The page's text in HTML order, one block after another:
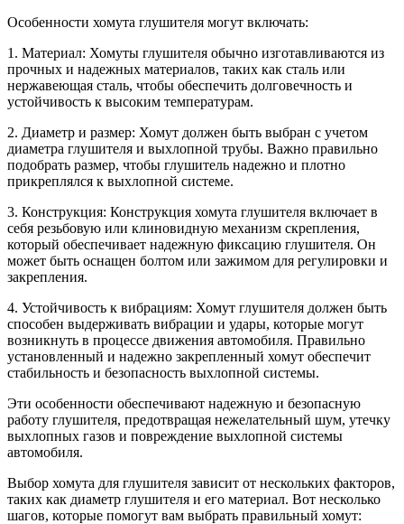
Особенности хомута глушителя могут включать:
1. Материал: Хомуты глушителя обычно изготавливаются из
прочных и надежных материалов, таких как сталь или
нержавеющая сталь, чтобы обеспечить долговечность и
устойчивость к высоким температурам.
2. Диаметр и размер: Хомут должен быть выбран с учетом
диаметра глушителя и выхлопной трубы. Важно правильно
подобрать размер, чтобы глушитель надежно и плотно
прикреплялся к выхлопной системе.
3. Конструкция: Конструкция хомута глушителя включает в
себя резьбовую или клиновидную механизм скрепления,
который обеспечивает надежную фиксацию глушителя. Он
может быть оснащен болтом или зажимом для регулировки и
закрепления.
4. Устойчивость к вибрациям: Хомут глушителя должен быть
способен выдерживать вибрации и удары, которые могут
возникнуть в процессе движения автомобиля. Правильно
установленный и надежно закрепленный хомут обеспечит
стабильность и безопасность выхлопной системы.
Эти особенности обеспечивают надежную и безопасную
работу глушителя, предотвращая нежелательный шум, утечку
выхлопных газов и повреждение выхлопной системы
автомобиля.
Выбор хомута для глушителя зависит от нескольких факторов,
таких как диаметр глушителя и его материал. Вот несколько
шагов, которые помогут вам выбрать правильный хомут: